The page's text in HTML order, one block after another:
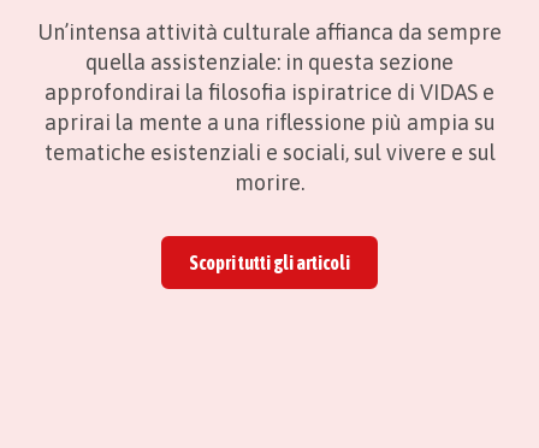
Un’intensa attività culturale affianca da sempre
quella assistenziale: in questa sezione
approfondirai la filosofia ispiratrice di VIDAS e
aprirai la mente a una riflessione più ampia su
tematiche esistenziali e sociali, sul vivere e sul
morire.
Scopri tutti gli articoli